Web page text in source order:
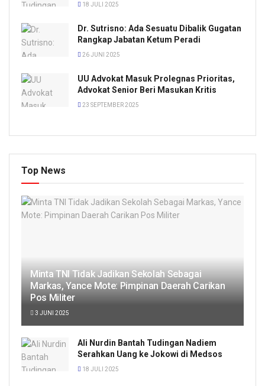
18 JULI 2025
Dr. Sutrisno: Ada Sesuatu Dibalik Gugatan
Rangkap Jabatan Ketum Peradi
26 JUNI 2025
UU Advokat Masuk Prolegnas Prioritas,
Advokat Senior Beri Masukan Kritis
23 SEPTEMBER 2025
Top News
Minta TNI Tidak Jadikan Sekolah Sebagai
Markas, Yance Mote: Pimpinan Daerah Carikan
Pos Militer
3 JUNI 2025
Ali Nurdin Bantah Tudingan Nadiem
Serahkan Uang ke Jokowi di Medsos
18 JULI 2025